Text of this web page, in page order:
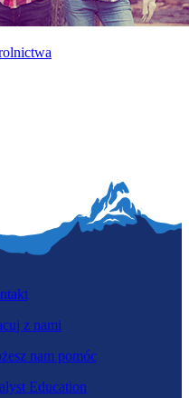
z nami
nam pomóc
Education